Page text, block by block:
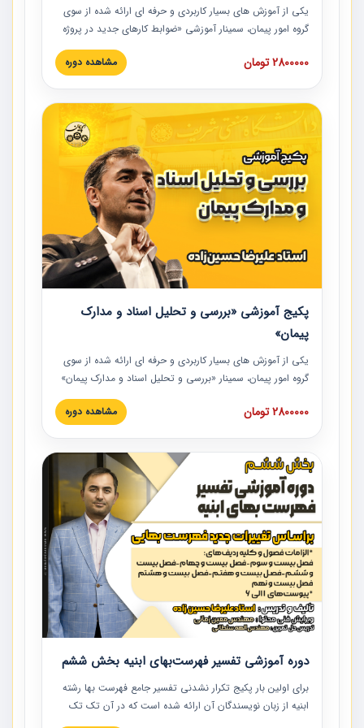
یکی از آموزش‏‏‏‏‏‏ های بسیار کاربردی و حرفه‏ ای ارائه شده از سوی
گروه امور پیمان، سمینار آموزشی «ضوابط کارهای جدید در پروژه
های عمرانی» چالش ها، تخلفات و راه حل ها با نگرش قراردادی
است که در محل سندیکای شرکت های ساختمانی کشور ارائه شد.
مدارک پیمان به همراه تجربیات عملی ارائه شده است.
2800000 تومان مشاهده دوره
پکیج آموزشی «بررسی و تحلیل اسناد و مدارک
پیمان»
یکی از آموزش‏‏‏‏‏‏ های بسیار کاربردی و حرفه‏ ای ارائه شده از سوی
گروه امور پیمان، سمینار «بررسی و تحلیل اسناد و مدارک پیمان»
است که در دانشگاه صنعتی شریف ارائه شد. در این آموزش
نکات کلیدی مربوط به اسناد و مدارک پیمان، اولویت بندی اسناد
پیمان به همراه تجربیات عملی در این خصوص ارائه شده است.
2800000 تومان مشاهده دوره
دوره آموزشی تفسیر فهرست‌بهای ابنیه بخش ششم
برای اولین بار پکیج تکرار نشدنی تفسیر جامع فهرست بها رشته
ابنیه از زبان نویسندگان آن ارائه شده است که در آن تک تک
ردیف ها و مطالب فهرست بها تفسیر و ارائه شده است. این